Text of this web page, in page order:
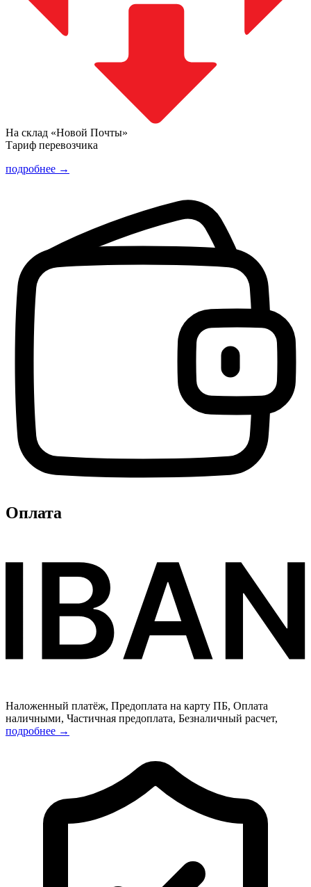
На склад «Новой Почты»
Тариф перевозчика
подробнее →
Оплата
Наложенный платёж, Предоплата на карту ПБ, Оплата
наличными, Частичная предоплата, Безналичный расчет,
подробнее →